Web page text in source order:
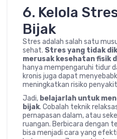
6. Kelola
Bijak
Stres adalah salah satu
sehat. Stres yang tidak
merusak kesehatan fisik
hanya mempengaruhi tidur
kronis juga dapat
meningkatkan risiko
Jadi, belajarlah untuk
bijak. Cobalah teknik
pernapasan dalam, atau
ruangan. Berbicara dengan
bisa menjadi cara yang